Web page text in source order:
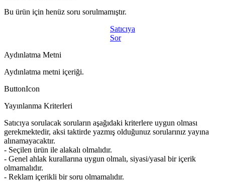
Bu ürün için henüz soru sorulmamıştır.
Satıcıya
Sor
Aydınlatma Metni
Aydınlatma metni içeriği.
ButtonIcon
Yayınlanma Kriterleri
Satıcıya sorulacak soruların aşağıdaki kriterlere uygun olması
gerekmektedir, aksi taktirde yazmış olduğunuz sorularınız yayına
alınamayacaktır.
- Seçilen ürün ile alakalı olmalıdır.
- Genel ahlak kurallarına uygun olmalı, siyasi/yasal bir içerik
olmamalıdır.
- Reklam içerikli bir soru olmamalıdır.